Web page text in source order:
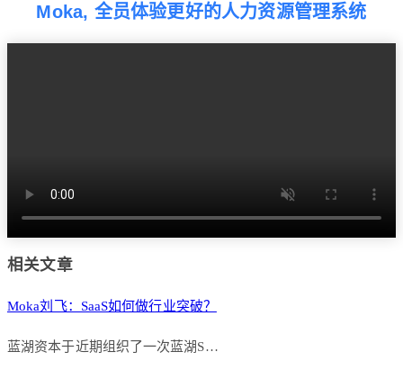
Moka, 全员体验更好的人力资源管理系统
相关文章
Moka刘飞：SaaS如何做行业突破？
蓝湖资本于近期组织了一次蓝湖S…